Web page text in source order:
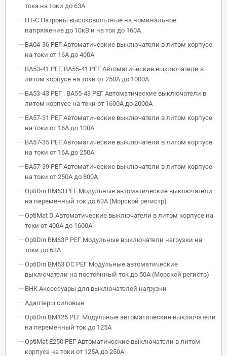
тока на токи до 63А
ПТ-С Патроны высоковольтные на номинальное
напряжение до 10кВ и на ток до 160А
ВА04-36 РЕГ Автоматические выключатели в литом корпусе
на токи от 16А до 400А
ВА53-41 РЕГ. ВА55-41 РЕГ Автоматические выключатели в
литом корпусе на токи от 250А до 1000А
ВА53-43 РЕГ . ВА55-43 РЕГ Автоматические выключатели в
литом корпусе на токи от 1600А до 2000А
ВА57-31 РЕГ Автоматические выключатели в литом корпусе
на токи от 16А до 100А
ВА57-35 РЕГ Автоматические выключатели в литом корпусе
на токи от 16А до 250А
ВА57-39 РЕГ Автоматические выключатели в литом корпусе
на токи от 250А до 800А
OptiDin BM63 РЕГ Модульные автоматические выключатели
на переменный ток до 63А (Морской регистр)
OptiMat D Автоматические выключатели в литом корпусе на
токи от 400А до 1600А
OptiDin BM63P РЕГ Модульные выключатели нагрузки на
токи до 63А
OptiDin BM63 DC РЕГ Модульные автоматические
выключатели на постоянный ток до 50А (Морской регистр)
ВНК Аксессуары для выключателей нагрузки
Адаптеры силовые
OptiDin BM125 РЕГ Модульные автоматические выключатели
на переменный ток до 125А
OptiMat E250 РЕГ Автоматические выключатели в литом
корпусе на токи от 125А до 250А